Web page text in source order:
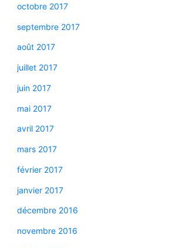
octobre 2017
septembre 2017
août 2017
juillet 2017
juin 2017
mai 2017
avril 2017
mars 2017
février 2017
janvier 2017
décembre 2016
novembre 2016